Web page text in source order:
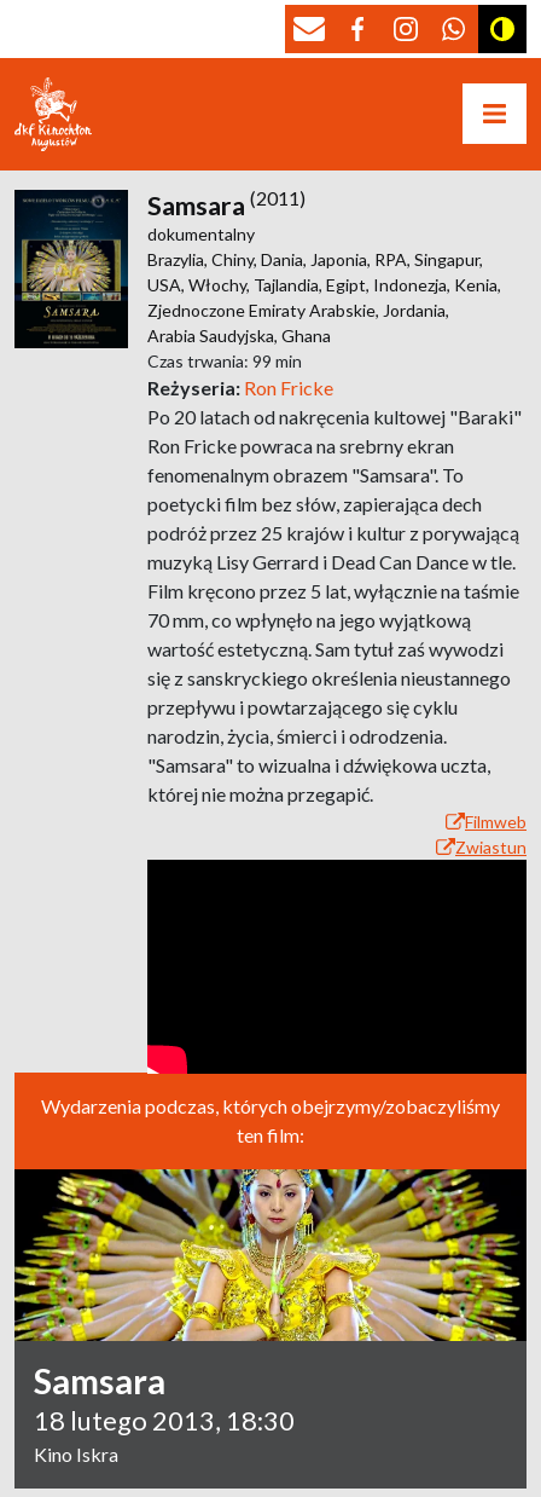
Samsara (2011)
dokumentalny
Brazylia, Chiny, Dania, Japonia, RPA, Singapur,
USA, Włochy, Tajlandia, Egipt, Indonezja, Kenia,
Zjednoczone Emiraty Arabskie, Jordania,
Arabia Saudyjska, Ghana
Czas trwania: 99 min
Reżyseria: Ron Fricke
Po 20 latach od nakręcenia kultowej "Baraki"
Ron Fricke powraca na srebrny ekran
fenomenalnym obrazem "Samsara". To
poetycki film bez słów, zapierająca dech
podróż przez 25 krajów i kultur z porywającą
muzyką Lisy Gerrard i Dead Can Dance w tle.
Film kręcono przez 5 lat, wyłącznie na taśmie
70 mm, co wpłynęło na jego wyjątkową
wartość estetyczną. Sam tytuł zaś wywodzi
się z sanskryckiego określenia nieustannego
przepływu i powtarzającego się cyklu
narodzin, życia, śmierci i odrodzenia.
"Samsara" to wizualna i dźwiękowa uczta,
której nie można przegapić.
Filmweb
Zwiastun
Wydarzenia podczas, których obejrzymy/zobaczyliśmy
ten film:
Samsara
18 lutego 2013, 18:30
Kino Iskra